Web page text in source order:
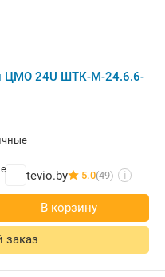
ЦМО 24U ШТК-М-24.6.6-
tevio.by 5.0(49) i
В корзину
заказ